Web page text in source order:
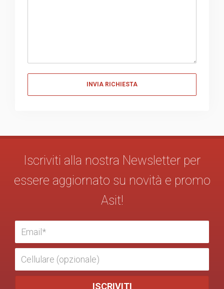
Iscriviti alla nostra Newsletter per
essere aggiornato su novità e promo
Asit!